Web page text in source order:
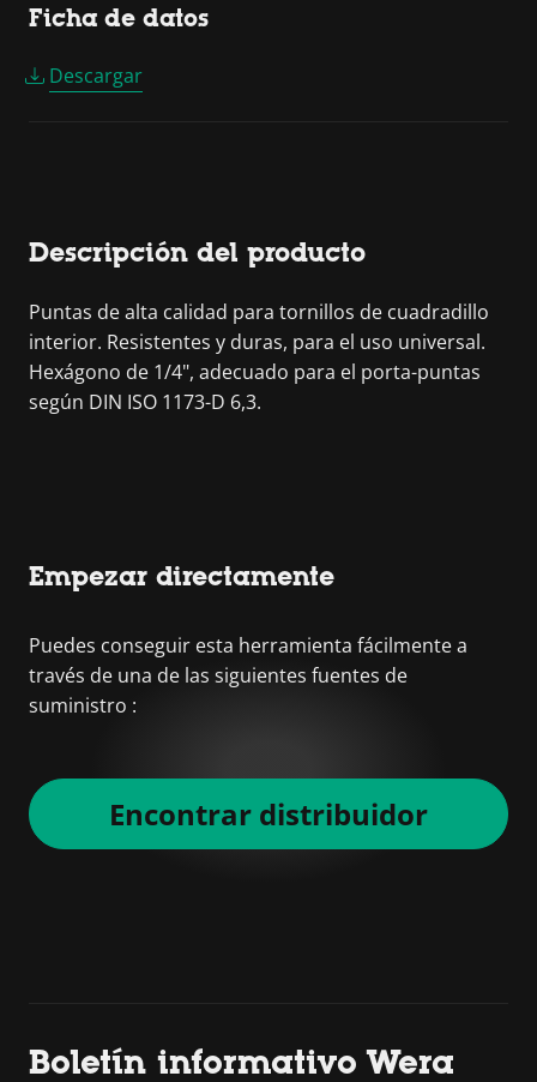
Ficha de datos
Descargar
Descripción del producto
Puntas de alta calidad para tornillos de cuadradillo
interior. Resistentes y duras, para el uso universal.
Hexágono de 1/4", adecuado para el porta-puntas
según DIN ISO 1173-D 6,3.
Empezar directamente
Puedes conseguir esta herramienta fácilmente a
través de una de las siguientes fuentes de
suministro :
Encontrar distribuidor
Boletín informativo Wera